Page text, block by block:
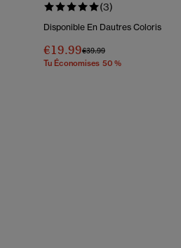
(3)
Disponible En Dautres Coloris
€19.99Prix Réduit De
€39.99À
Tu Économises 50 %